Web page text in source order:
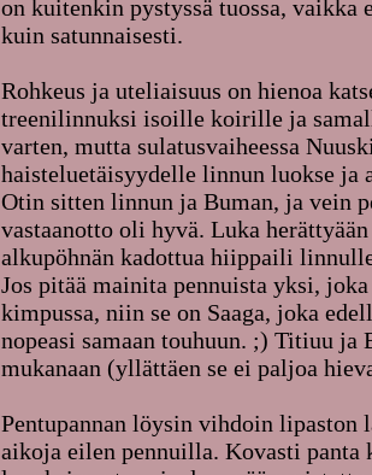
on kuitenkin pystyssä tuossa, vaikka
kuin satunnaisesti.
Rohkeus ja uteliaisuus on hienoa
treenilinnuksi isoille koirille ja
varten, mutta sulatusvaiheessa
haisteluetäisyydelle linnun luokse ja
Otin sitten linnun ja Buman, ja vein
vastaanotto oli hyvä. Luka
alkupöhnän kadottua hiippaili
Jos pitää mainita pennuista yksi,
kimpussa, niin se on Saaga, joka
nopeasi samaan touhuun. ;) Titiuu ja
mukanaan (yllättäen se ei paljoa
Pentupannan löysin vihdoin
aikoja eilen pennuilla. Kovasti